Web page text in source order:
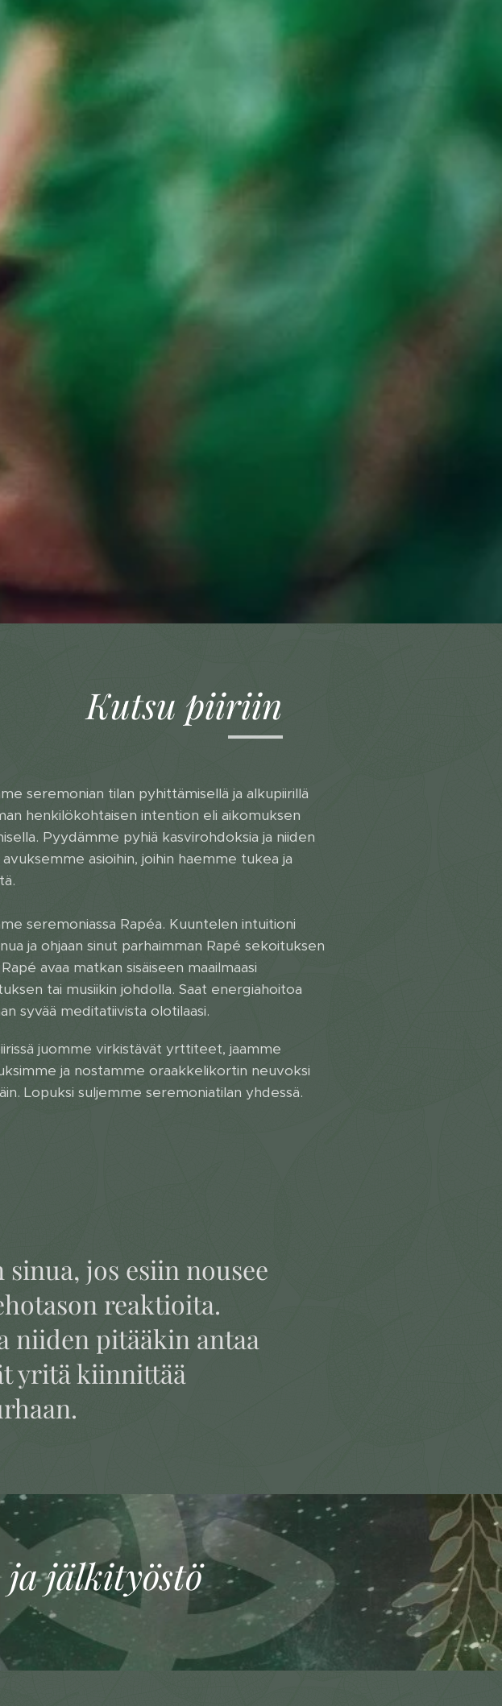
Kutsu piiriin
seremonian tilan pyhittämisellä ja alkupiirillä
henkilökohtaisen intention eli aikomuksen
Pyydämme pyhiä kasvirohdoksia ja niiden
asioihin, joihin haemme tukea ja
seremoniassa Rapéa. Kuuntelen intuitioni
ja ohjaan sinut parhaimman Rapé sekoituksen
avaa matkan sisäiseen maailmaasi
tai musiikin johdolla. Saat energiahoitoa
syvää meditatiivista olotilaasi.
juomme virkistävät yrttiteet, jaamme
ja nostamme oraakkelikortin neuvoksi
Lopuksi suljemme seremoniatilan yhdessä.
jos esiin nousee
reaktioita.
niiden pitääkin antaa
yritä kiinnittää
jälkityöstö